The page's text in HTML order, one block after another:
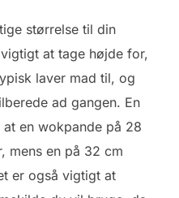
størrelse til din
at tage højde for,
laver mad til, og
ad gangen. En
en wokpande på 28
mens en på 32 cm
er også vigtigt at